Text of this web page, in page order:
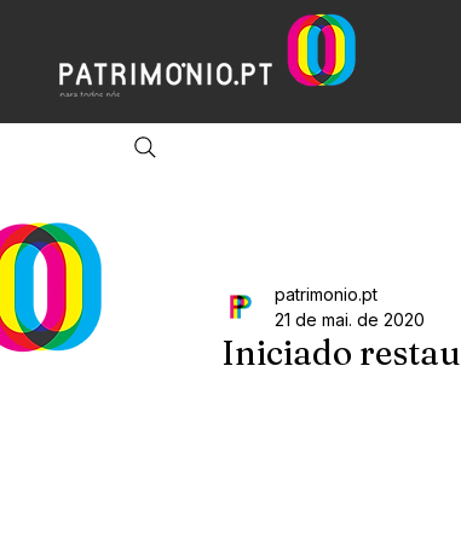
Iniciado
patrimonio.pt
21 de mai. de 2020